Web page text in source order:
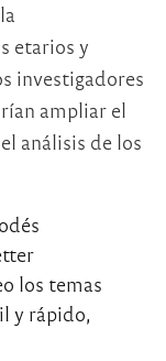
etarios y
investigadores
ampliar el
análisis de los
los temas
y rápido,